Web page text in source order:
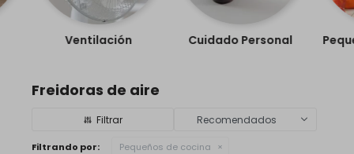
Ventilación Cuidado Personal
Freidoras de aire
Recomendados
Filtrando por:
Pequeños de cocina